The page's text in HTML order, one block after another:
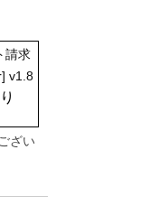
請求
v1.8
ざい